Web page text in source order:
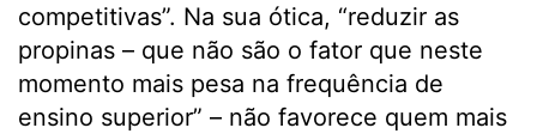
competitivas”. Na sua ótica, “reduzir as
propinas – que não são o fator que neste
momento mais pesa na frequência de
ensino superior” – não favorece quem mais